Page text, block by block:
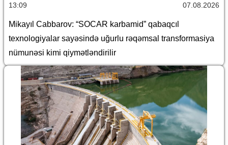
13:09 07.08.2026
Mikayıl Cabbarov: “SOCAR karbamid” qabaqcıl
texnologiyalar sayəsində uğurlu rəqəmsal transformasiya
nümunəsi kimi qiymətləndirilir